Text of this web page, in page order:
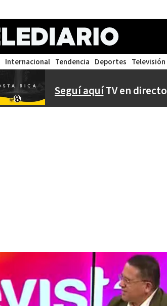
Internacional Tendencia Deportes Televisión
Seguí aquíTV en directo